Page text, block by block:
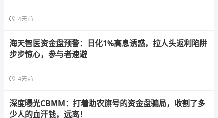
4天前
海天智医资金盘预警：日化1%高息诱惑，拉人头返利陷阱
步步惊心，参与者速避
4天前
深度曝光CBMM：打着助农旗号的资金盘骗局，收割了多
少人的血汗钱，远离！